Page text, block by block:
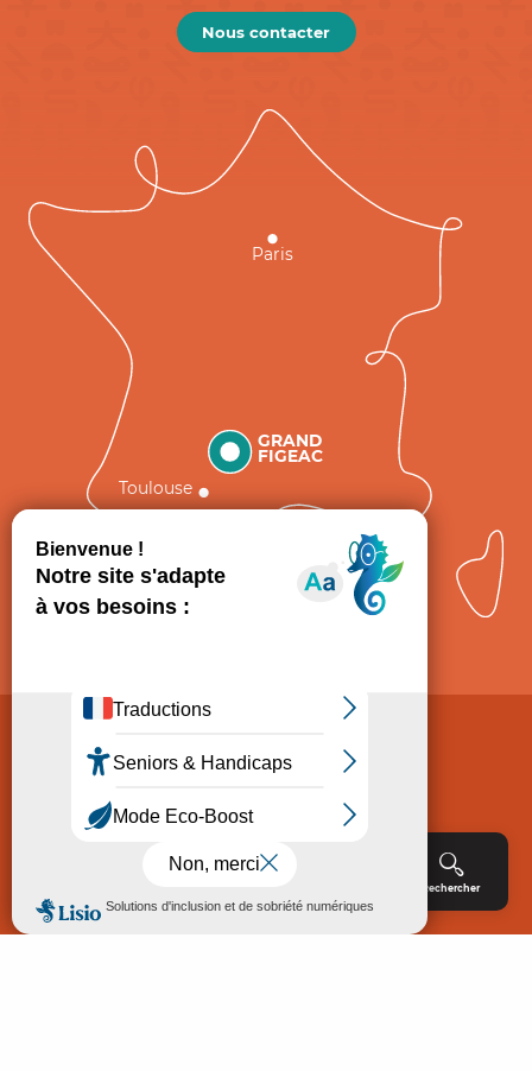
Rechercher
Nous contacter
GRAND
FIGEAC
Toulouse
Paris
Politique de Protection des données
Consentement
Accessibilité : non conforme